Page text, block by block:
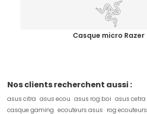
Casque micro Razer
Nos clients recherchent aussi :
asus citra asus ecou asus rog boi asus cetra
casque gaming ecouteurs asus rog ecouteurs